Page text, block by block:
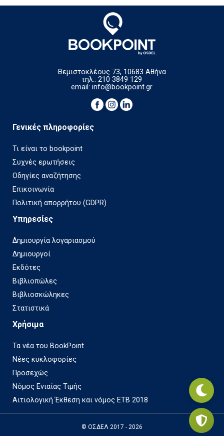
Θεμιστοκλέους 73, 10683 Αθήνα
τηλ.: 210 3849 129
email:info@bookpoint.gr
Γενικές πληροφορίες
Τι είναι το bookpoint
Συχνές ερωτήσεις
Οδηγίες αναζήτησης
Επικοινωνία
Πολιτική απορρήτου (GDPR)
Υπηρεσίες
Δημιουργία λογαριασμού
Δημιουργοί
Εκδότες
Βιβλιοπώλες
Βιβλιοσκώληκες
Στατιστικά
Χρήσιμα
Τα νέα του BookPoint
Νέες κυκλοφορίες
Προσεχώς
Νόμος Ενιαίας Τιμής
Αιτιολογική Έκθεση και νόμος ΕΤΒ 2018
© ΟΣΔΕΛ 2017 - 2026